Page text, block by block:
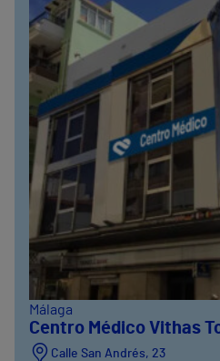
Málaga
Centro Médico Vithas
Calle San Andrés, 23